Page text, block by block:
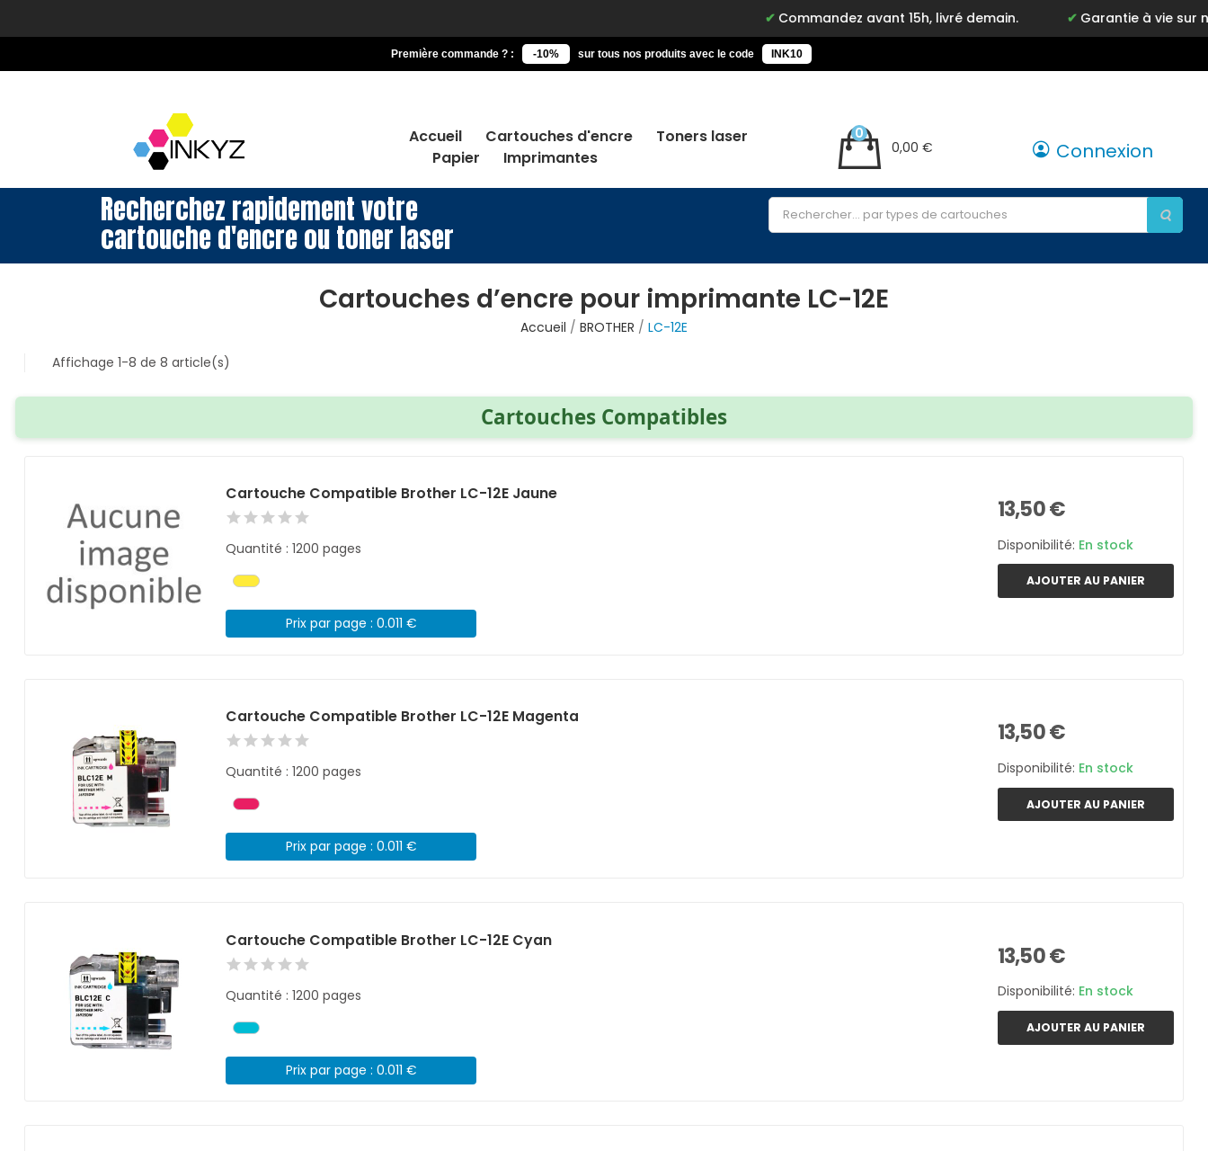
Commandez avant 15h, livré demain. Garantie à vie sur notre
Première commande ? : -10% sur tous nos produits avec le code INK10
Accueil Cartouches d'encre
Toners laser
Papier
Imprimantes
0,00 €
0
Connexion
Recherchez rapidement votre
cartouche d'encre ou toner laser
Cartouches d’encre pour imprimante LC-12E
Accueil BROTHER
LC-12E
Affichage 1-8 de 8 article(s)
Cartouches Compatibles
Cartouche Compatible Brother LC-12E Jaune
Quantité : 1200 pages
Prix par page : 0.011 €
13,50 €
Disponibilité: En stock
AJOUTER AU PANIER
Cartouche Compatible Brother LC-12E Magenta
Quantité : 1200 pages
Prix par page : 0.011 €
13,50 €
Disponibilité: En stock
AJOUTER AU PANIER
Cartouche Compatible Brother LC-12E Cyan
Quantité : 1200 pages
Prix par page : 0.011 €
13,50 €
Disponibilité: En stock
AJOUTER AU PANIER